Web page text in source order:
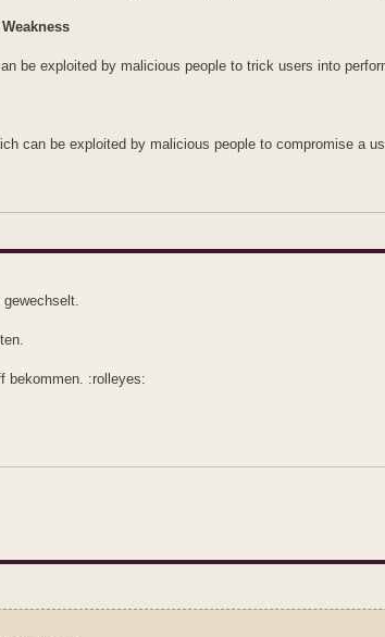
be exploited by malicious people to trick users into
can be exploited by malicious people to compromise a
bekommen. :rolleyes: